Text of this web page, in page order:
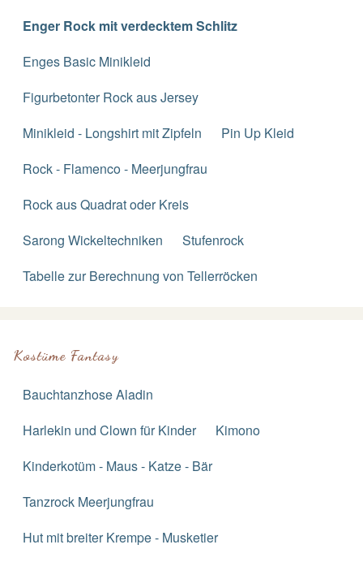
Enger Rock mit verdecktem Schlitz
Enges Basic Minikleid
Figurbetonter Rock aus Jersey
Minikleid - Longshirt mit Zipfeln
Pin Up Kleid
Rock - Flamenco - Meerjungfrau
Rock aus Quadrat oder Kreis
Sarong Wickeltechniken
Stufenrock
Tabelle zur Berechnung von Tellerröcken
Kostüme Fantasy
Bauchtanzhose Aladin
Harlekin und Clown für Kinder
Kimono
Kinderkotüm - Maus - Katze - Bär
Tanzrock Meerjungfrau
Hut mit breiter Krempe - Musketier